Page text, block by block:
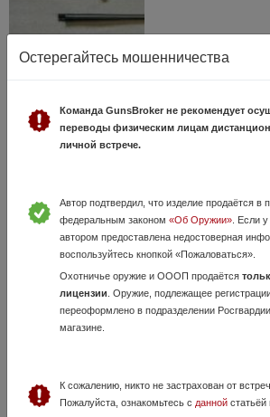
Mossberg 500 12кал (два ствола)
4 Июля, в 06:42
двумя стволами Первый ствол охотничий 710
мушки) чок Второй ствол для самообороны
кучно стреляет пу...
Остерегайтесь мошенничества
Команда GunsBroker не рекомендует
переводы физическим лицам
личной встрече.
Автор подтвердил, что изделие продаётся в
федеральным законом «Об Оружии». Если у
автором предоставлена недостоверная
воспользуйтесь кнопкой «Пожаловаться».
Охотничье оружие и ОООП продаётся
лицензии . Оружие, подлежащее
переоформлено в подразделении
магазине.
К сожалению, никто не застрахован от
Пожалуйста, ознакомьтесь с даннойстатьёй